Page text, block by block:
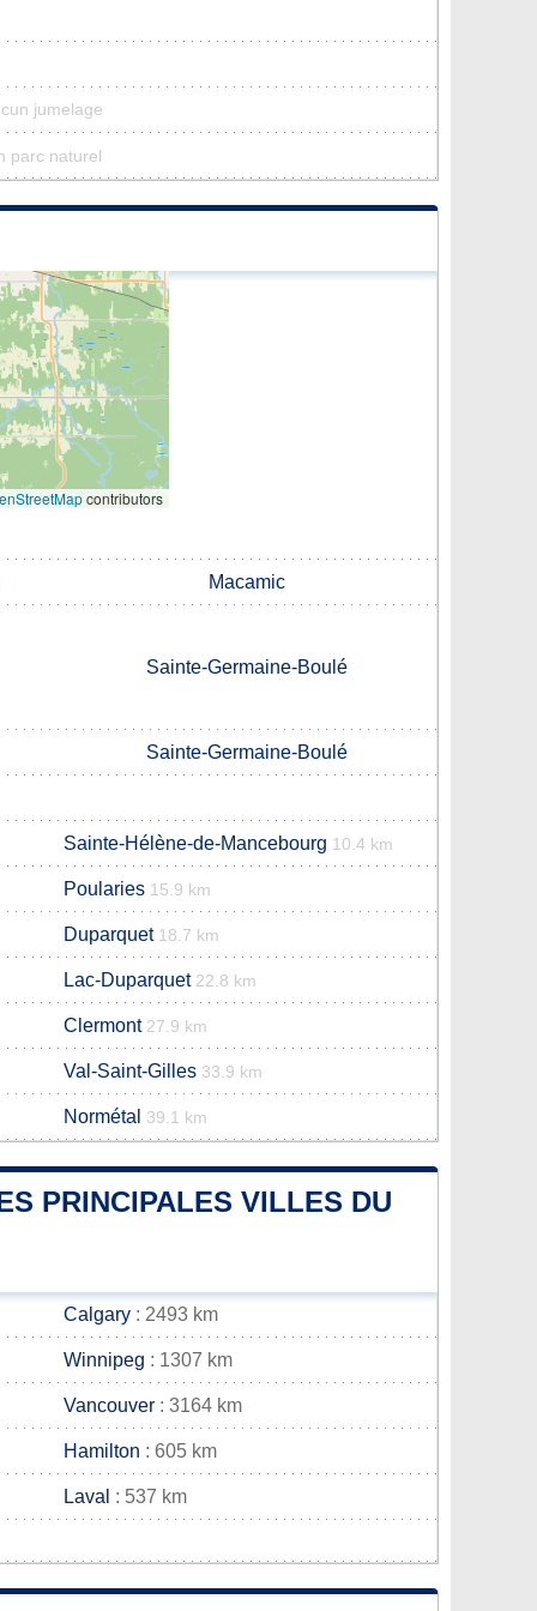
jumelage
parc naturel
contributors
Macamic
Sainte-Germaine-Boulé
Sainte-Germaine-Boulé
Sainte-Hélène-de-Mancebourg 10.4 km
Poularies 15.9 km
Duparquet 18.7 km
Lac-Duparquet 22.8 km
Clermont 27.9 km
Val-Saint-Gilles 33.9 km
Normétal 39.1 km
PRINCIPALES VILLES DU
Calgary : 2493 km
Winnipeg : 1307 km
Vancouver : 3164 km
Hamilton : 605 km
Laval : 537 km